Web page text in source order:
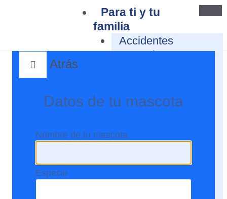
Para ti y tu
familia
Accidentes
Personales
Salud y Medicina
Viajes
Responsabilidad
Civil Profesional
Atrás
Datos de tu mascota
Nombre de tu mascota
Especie